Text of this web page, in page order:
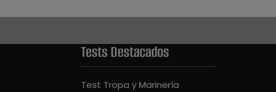
Tests Destacados
Test Tropa y Marinería